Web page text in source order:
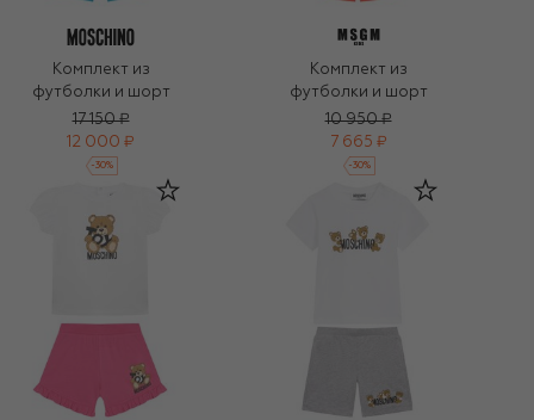
Комплект из
футболки и шорт
17 150 ₽
12 000 ₽
-30%
Комплект из
футболки и шорт
10 950 ₽
7 665 ₽
-30%